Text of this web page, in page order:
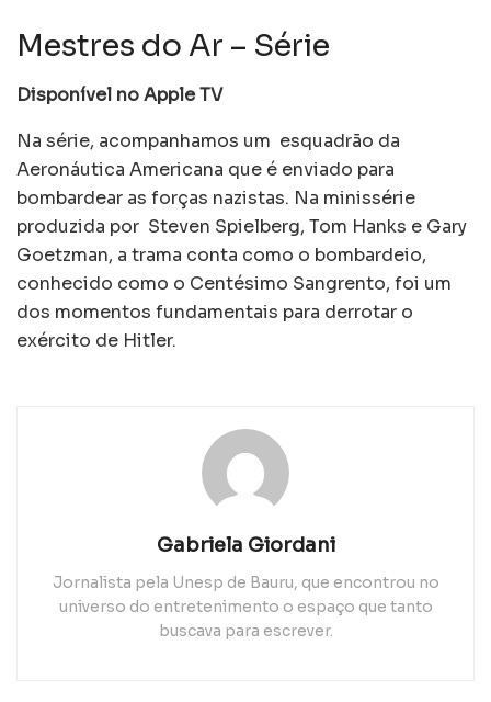
Mestres do Ar – Série
Disponível no Apple TV
Na série, acompanhamos um esquadrão da
Aeronáutica Americana que é enviado para
bombardear as forças nazistas. Na minissérie
produzida por Steven Spielberg, Tom Hanks e Gary
Goetzman, a trama conta como o bombardeio,
conhecido como o Centésimo Sangrento, foi um
dos momentos fundamentais para derrotar o
exército de Hitler.
Gabriela Giordani
Jornalista pela Unesp de Bauru, que encontrou no
universo do entretenimento o espaço que tanto
buscava para escrever.